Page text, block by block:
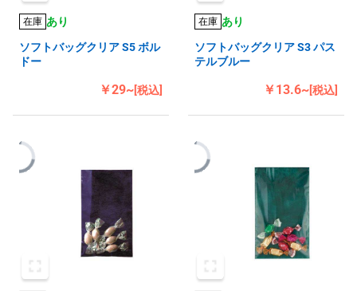
在庫 あり
ソフトバッグクリア S5 ボル
ドー
￥29~[税込]
在庫 あり
ソフトバッグクリア S3 パス
テルブルー
￥13.6~[税込]